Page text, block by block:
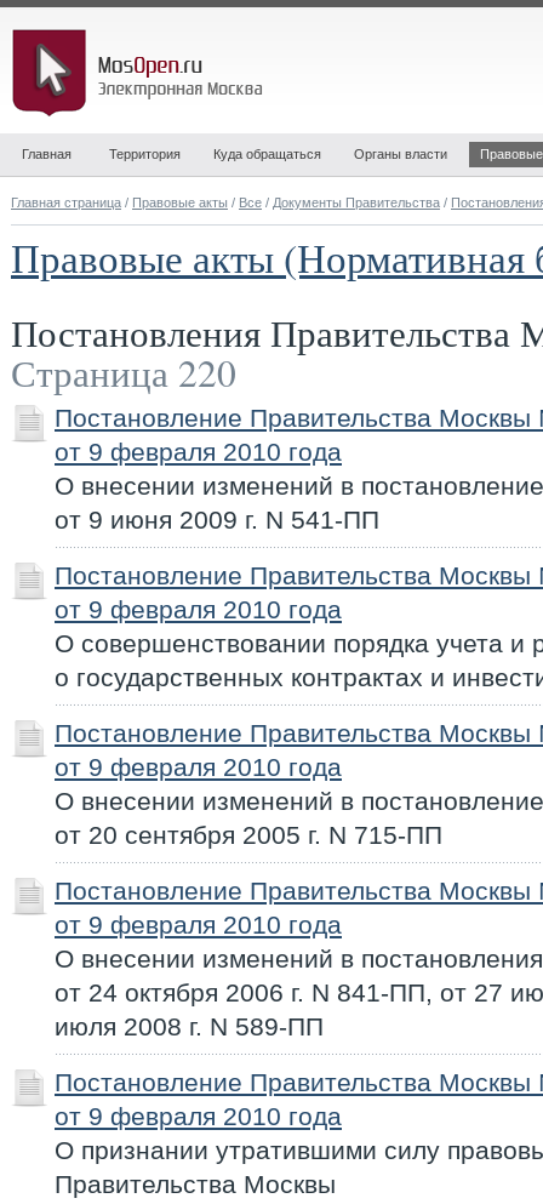
Главная Территория Куда обращаться Органы власти
Главная страница / Правовые акты / Все / Документы Правительства /
Правовые акты (Нормативная
Постановления
Страница 220
Постановление Правительства
от 9 февраля 2010 года
О внесении изменений в
от 9 июня 2009 г. N 541-ПП
Постановление Правительства
от 9 февраля 2010 года
О совершенствовании порядка учета и
о государственных контрактах и
Постановление Правительства
от 9 февраля 2010 года
О внесении изменений в
от 20 сентября 2005 г. N 715-ПП
Постановление Правительства
от 9 февраля 2010 года
О внесении изменений в
от 24 октября 2006 г. N 841-ПП, от 27
июля 2008 г. N 589-ПП
Постановление Правительства
от 9 февраля 2010 года
О признании утратившими силу
Правительства Москвы